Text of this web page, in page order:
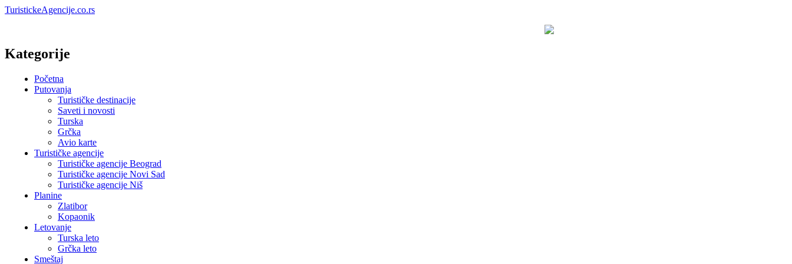
TuristickeAgencije.co.rs
Kategorije
Početna
Putovanja
Turističke destinacije
Saveti i novosti
Turska
Grčka
Avio karte
Turističke agencije
Turističke agencije Beograd
Turističke agencije Novi Sad
Turističke agencije Niš
Planine
Zlatibor
Kopaonik
Letovanje
Turska leto
Grčka leto
Smeštaj